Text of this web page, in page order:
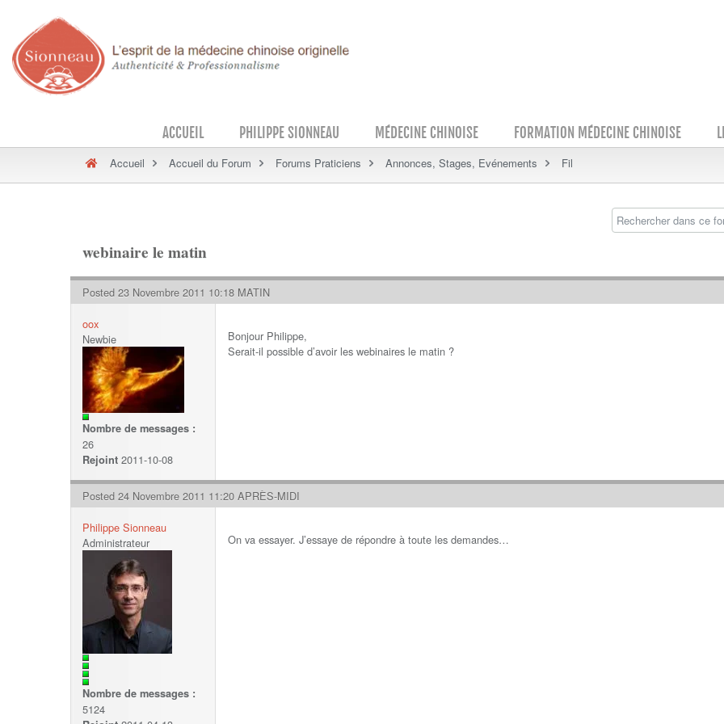
ACCUEIL PHILIPPE SIONNEAU MÉDECINE CHINOISE FORMATION MÉDECINE CHINOISE
Accueil Accueil du Forum Forums Praticiens Annonces, Stages, Evénements Fil
webinaire le matin
Posted 23 Novembre 2011 10:18 MATIN
oox
Newbie
Nombre de messages :
26
Rejoint 2011-10-08
Bonjour Philippe,
Serait-il possible d’avoir les webinaires le matin ?
Posted 24 Novembre 2011 11:20 APRÈS-MIDI
Philippe Sionneau
Administrateur
Nombre de messages :
5124
On va essayer. J’essaye de répondre à toute les demandes…